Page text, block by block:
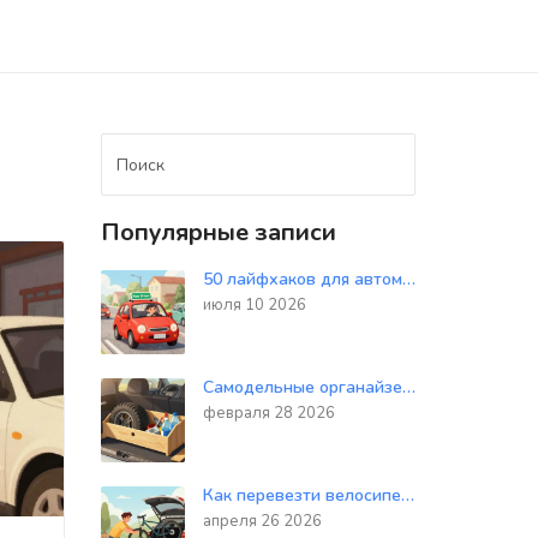
Популярные записи
50 лайфхаков для автомобилистов: проверенные советы на каждый день
июля 10 2026
Самодельные органайзеры для мелочей в салоне: как сделать практичное хранение за пару часов
февраля 28 2026
Как перевезти велосипед на авто: выбираем между фаркопом, крышей и дверью
апреля 26 2026